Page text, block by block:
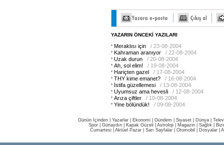
YAZARIN ÖNCEKİ YAZILARI
Meraklısı için
/ 23-08-2004
Kahraman aranıyor
/ 22-08-2004
Uzak durun
/ 20-08-2004
Ah, sol elim!
/ 19-08-2004
Hariçten gazel
/ 17-08-2004
THY kime emanet?
/ 16-08-2004
İstifa güzellemesi
/ 13-08-2004
Uyumsuz ama hevesli
/ 12-08-2004
Arıza çiftler
/ 10-08-2004
Yine bölündük!
/ 09-08-2004
Günün İçinden Yazarlar Ekonomi Gündem Siyaset Dünya |
Spor
Günaydın Kapak Güzeli Astroloji Magazin Sağlık
Cumartesi| Aktüel Pazar| Sarı Sayfalar| Otomobil Dosyalar|